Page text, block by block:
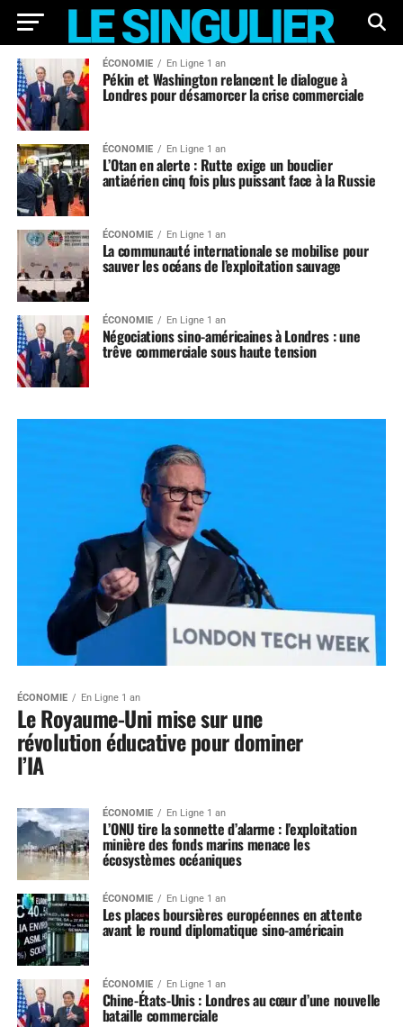
ÉCONOMIE En Ligne 1 an
Pékin et Washington relancent le dialogue à
Londres pour désamorcer la crise commerciale
ÉCONOMIE En Ligne 1 an
L’Otan en alerte : Rutte exige un bouclier
antiaérien cinq fois plus puissant face à la Russie
ÉCONOMIE En Ligne 1 an
La communauté internationale se mobilise pour
sauver les océans de l’exploitation sauvage
ÉCONOMIE En Ligne 1 an
Négociations sino-américaines à Londres : une
trêve commerciale sous haute tension
ÉCONOMIE En Ligne 1 an
Le Royaume-Uni mise sur une
révolution éducative pour dominer
l’IA
ÉCONOMIE En Ligne 1 an
L’ONU tire la sonnette d’alarme : l’exploitation
minière des fonds marins menace les
écosystèmes océaniques
ÉCONOMIE En Ligne 1 an
Les places boursières européennes en attente
avant le round diplomatique sino-américain
ÉCONOMIE En Ligne 1 an
Chine-États-Unis : Londres au cœur d’une nouvelle
bataille commerciale